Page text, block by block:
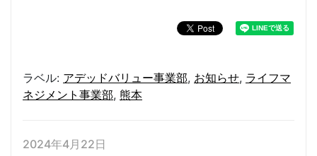
ラベル: アデッドバリュー事業部, お知らせ, ライフマ
ネジメント事業部, 熊本
2024年4月22日